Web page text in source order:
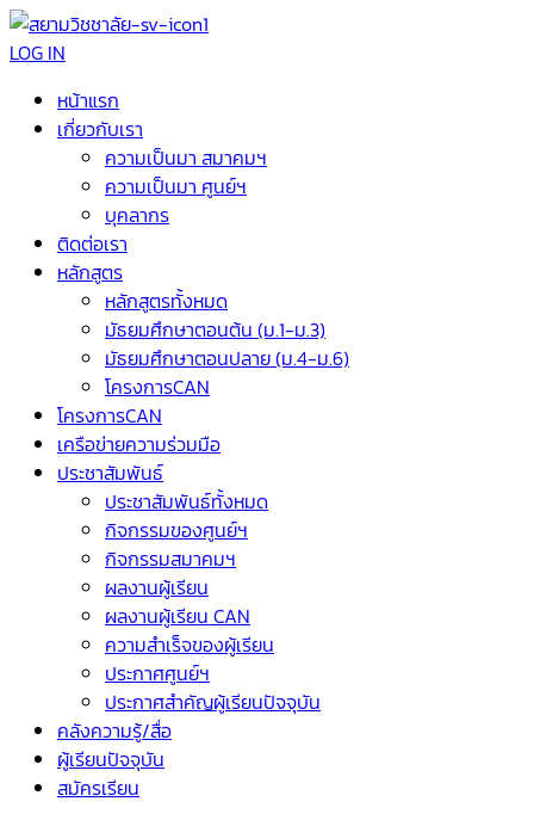
LOG IN
หน้าแรก
เกี่ยวกับเรา
ความเป็นมา สมาคมฯ
ความเป็นมา ศูนย์ฯ
บุคลากร
ติดต่อเรา
หลักสูตร
หลักสูตรทั้งหมด
มัธยมศึกษาตอนต้น (ม.1-ม.3)
มัธยมศึกษาตอนปลาย (ม.4-ม.6)
โครงการCAN
โครงการCAN
เครือข่ายความร่วมมือ
ประชาสัมพันธ์
ประชาสัมพันธ์ทั้งหมด
กิจกรรมของศูนย์ฯ
กิจกรรมสมาคมฯ
ผลงานผู้เรียน
ผลงานผู้เรียน CAN
ความสำเร็จของผู้เรียน
ประกาศศูนย์ฯ
ประกาศสำคัญผู้เรียนปัจจุบัน
คลังความรู้/สื่อ
ผู้เรียนปัจจุบัน
สมัครเรียน